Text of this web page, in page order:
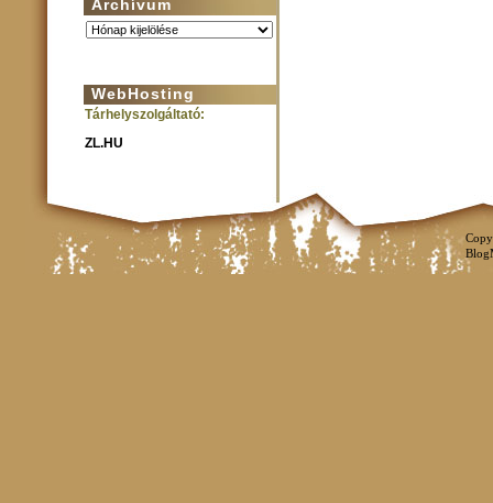
Archívum
Archívum
WebHosting
Tárhelyszolgáltató:
ZL.HU